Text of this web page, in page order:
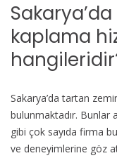
kaplama
Sakarya’da tartan
bulunmaktadır. Bunlar
gibi çok sayıda firma
ve deneyimlerine göz